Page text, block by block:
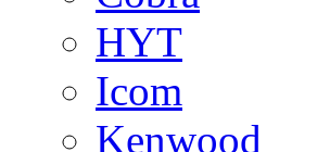
HYT
Icom
Kenwood